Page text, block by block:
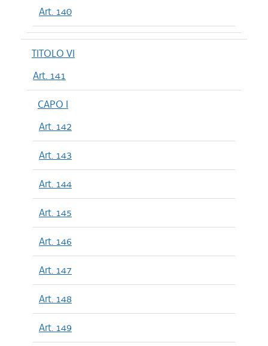
Art. 140
TITOLO VI
Art. 141
CAPO I
Art. 142
Art. 143
Art. 144
Art. 145
Art. 146
Art. 147
Art. 148
Art. 149